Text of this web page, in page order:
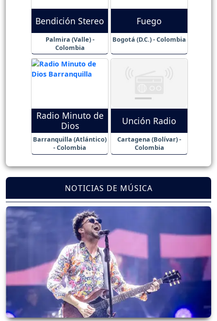
Bendición Stereo
Palmira (Valle) -
Colombia
Fuego
Bogotá (D.C.) - Colombia
Radio Minuto de
Dios
Barranquilla (Atlántico)
- Colombia
Unción Radio
Cartagena (Bolívar) -
Colombia
NOTICIAS DE MÚSICA